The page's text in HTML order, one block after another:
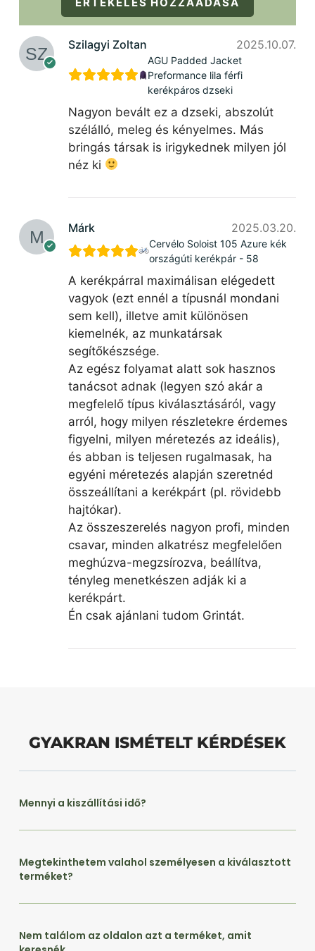
Szilagyi Zoltan 2025.10.07.
AGU Padded Jacket
Preformance lila férfi
kerékpáros dzseki
Nagyon bevált ez a dzseki, abszolút
szélálló, meleg és kényelmes. Más
bringás társak is irigykednek milyen jól
néz ki
Márk 2025.03.20.
Cervélo Soloist 105 Azure kék
országúti kerékpár - 58
A kerékpárral maximálisan elégedett
vagyok (ezt ennél a típusnál mondani
sem kell), illetve amit különösen
kiemelnék, az munkatársak
segítőkészsége.
Az egész folyamat alatt sok hasznos
tanácsot adnak (legyen szó akár a
megfelelő típus kiválasztásáról, vagy
arról, hogy milyen részletekre érdemes
figyelni, milyen méretezés az ideális),
és abban is teljesen rugalmasak, ha
egyéni méretezés alapján szeretnéd
összeállítani a kerékpárt (pl. rövidebb
hajtókar).
Az összeszerelés nagyon profi, minden
csavar, minden alkatrész megfelelően
meghúzva-megzsírozva, beállítva,
tényleg menetkészen adják ki a
kerékpárt.
Én csak ajánlani tudom Grintát.
GYAKRAN ISMÉTELT KÉRDÉSEK
Mennyi a kiszállítási idő?
Megtekinthetem valahol személyesen a kiválasztott
terméket?
Nem találom az oldalon azt a terméket, amit